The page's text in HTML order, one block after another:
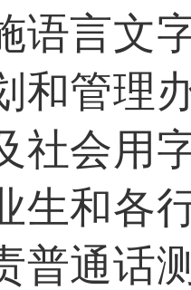
语言文
和管理
社会用
生和各
普通话